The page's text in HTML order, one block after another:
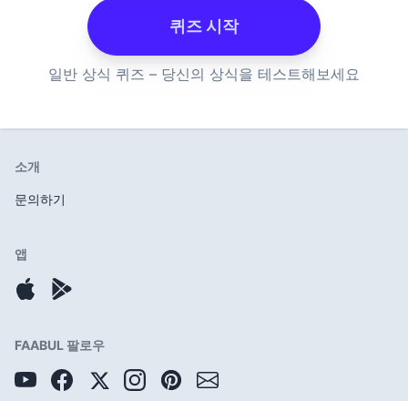
퀴즈 시작
일반 상식 퀴즈 – 당신의 상식을 테스트해보세요
소개
문의하기
앱
FAABUL 팔로우